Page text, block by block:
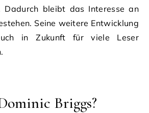
Dadurch bleibt das Interesse an
Seine weitere Entwicklung
in Zukunft für viele Leser
Briggs?